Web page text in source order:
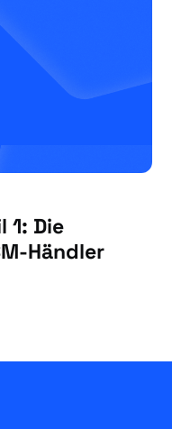
1: Die
Händler